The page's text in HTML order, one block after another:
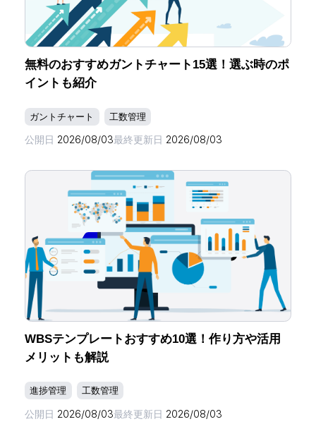
無料のおすすめガントチャート15選！選ぶ時のポ
イントも紹介
ガントチャート 工数管理
公開日 2026/08/03最終更新日 2026/08/03
WBSテンプレートおすすめ10選！作り方や活用
メリットも解説
進捗管理 工数管理
公開日 2026/08/03最終更新日 2026/08/03